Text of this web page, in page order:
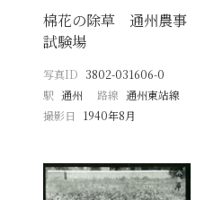
棉花の除草 通州農事
試験場
写真ID 3802-031606-0
駅 通州 路線 通州東站線
撮影日
1940年8月